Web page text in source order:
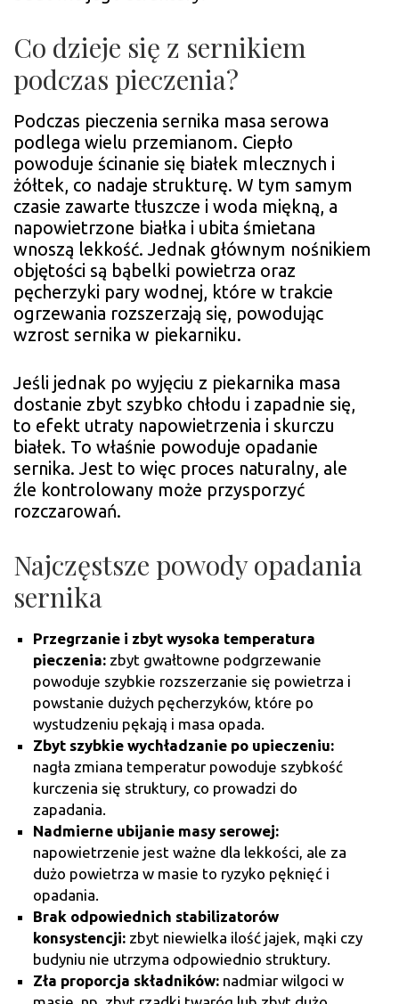
Co dzieje się z sernikiem
podczas pieczenia?
Podczas pieczenia sernika masa serowa
podlega wielu przemianom. Ciepło
powoduje ścinanie się białek mlecznych i
żółtek, co nadaje strukturę. W tym samym
czasie zawarte tłuszcze i woda miękną, a
napowietrzone białka i ubita śmietana
wnoszą lekkość. Jednak głównym nośnikiem
objętości są bąbelki powietrza oraz
pęcherzyki pary wodnej, które w trakcie
ogrzewania rozszerzają się, powodując
wzrost sernika w piekarniku.
Jeśli jednak po wyjęciu z piekarnika masa
dostanie zbyt szybko chłodu i zapadnie się,
to efekt utraty napowietrzenia i skurczu
białek. To właśnie powoduje opadanie
sernika. Jest to więc proces naturalny, ale
źle kontrolowany może przysporzyć
rozczarowań.
Najczęstsze powody opadania
sernika
Przegrzanie i zbyt wysoka temperatura
pieczenia: zbyt gwałtowne podgrzewanie
powoduje szybkie rozszerzanie się powietrza i
powstanie dużych pęcherzyków, które po
wystudzeniu pękają i masa opada.
Zbyt szybkie wychładzanie po upieczeniu:
nagła zmiana temperatur powoduje szybkość
kurczenia się struktury, co prowadzi do
zapadania.
Nadmierne ubijanie masy serowej:
napowietrzenie jest ważne dla lekkości, ale za
dużo powietrza w masie to ryzyko pęknięć i
opadania.
Brak odpowiednich stabilizatorów
konsystencji: zbyt niewielka ilość jajek, mąki czy
budyniu nie utrzyma odpowiednio struktury.
Zła proporcja składników: nadmiar wilgoci w